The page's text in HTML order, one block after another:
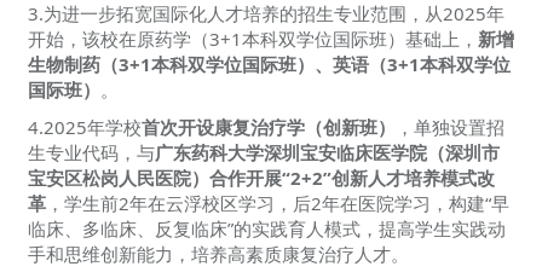
3.为进一步拓宽国际化人才培养的招生专业范围，从2025年
开始，该校在原药学（3+1本科双学位国际班）基础上， 新增
生物制药（3+1本科双学位国际班）、英语（3+1本科双学位
国际班） 。
4.2025年学校首次开设康复治疗学（创新班）
，单独设置招
生专业代码，与广东药科大学深圳宝安临床医学院（深圳市
宝安区松岗人民医院）合作开展“2+2”创新人才培养模式改
革，学生前2年在云浮校区学习，后2年在医院学习，构建“早
临床、多临床、反复临床”的实践育人模式，提高学生实践动
手和思维创新能力，培养高素质康复治疗人才。